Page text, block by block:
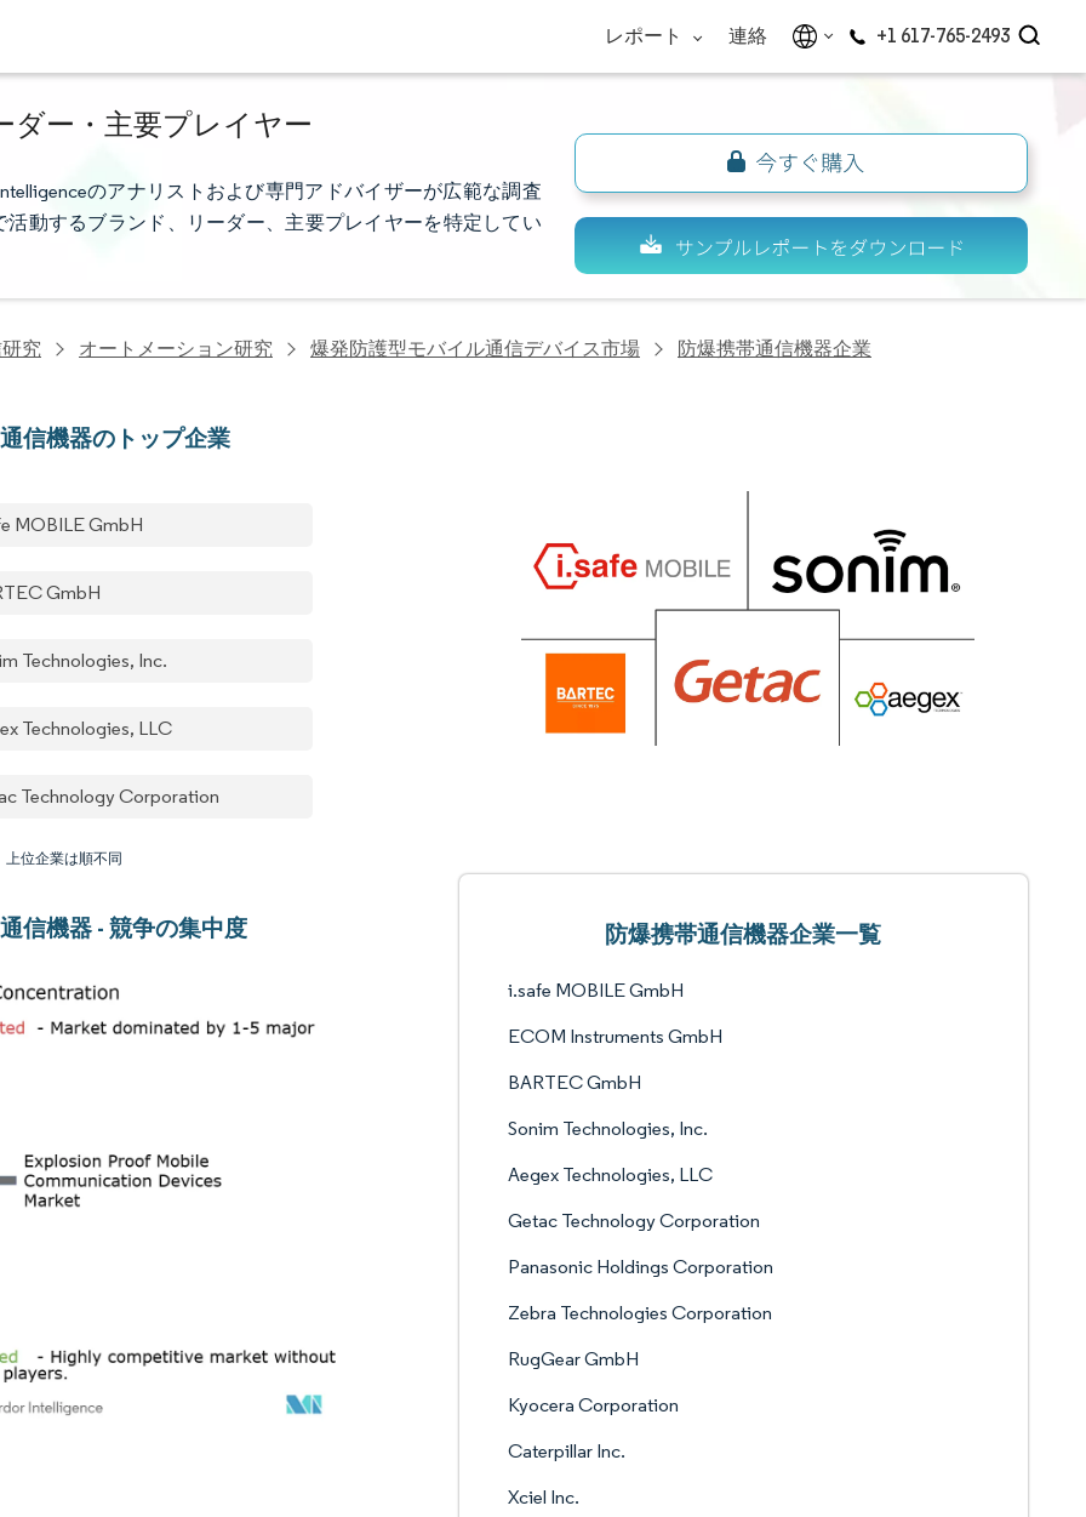
レポート 連絡 +1 617-765-2493
ダー・主要プレイヤー
のアナリストおよび専門アドバイザーが広範な調査
活動するブランド、リーダー、主要プレイヤーを特定してい
究 オートメーション研究 爆発防護型モバイル通信デバイス市場 防爆携帯通信機器企業
信機器のトップ企業
MOBILE GmbH
GmbH
Technologies, Inc.
Technologies, LLC
Technology Corporation
上位企業は順不同
信機器 - 競争の集中度 防爆携帯通信機器企業一覧
i.safe MOBILE GmbH
ECOM Instruments GmbH
BARTEC GmbH
Sonim Technologies, Inc.
Aegex Technologies, LLC
Getac Technology Corporation
Panasonic Holdings Corporation
Zebra Technologies Corporation
RugGear GmbH
Kyocera Corporation
Caterpillar Inc.
Xciel Inc.